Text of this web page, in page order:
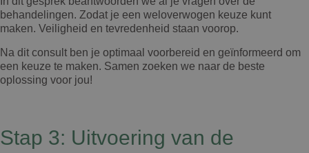
behandelingen. Zodat je een weloverwogen keuze kunt
maken. Veiligheid en tevredenheid staan voorop.
Na dit consult ben je optimaal voorbereid en geïnformeerd om
een keuze te maken. Samen zoeken we naar de beste
oplossing voor jou!
Stap 3: Uitvoering van de